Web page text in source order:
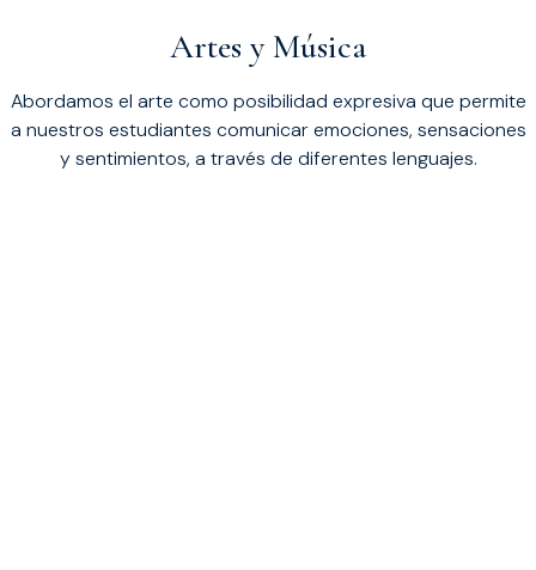
Artes y Música
Abordamos el arte como posibilidad expresiva que permite
a nuestros estudiantes comunicar emociones, sensaciones
y sentimientos, a través de diferentes lenguajes.